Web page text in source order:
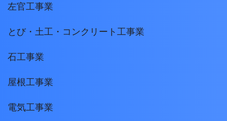
左官工事業
とび・土工・コンクリート工事業
石工事業
屋根工事業
電気工事業